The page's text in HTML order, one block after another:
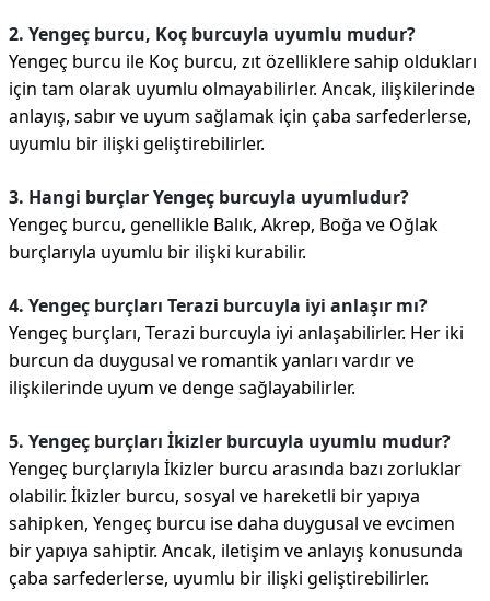
2. Yengeç burcu, Koç burcuyla uyumlu mudur?
Yengeç burcu ile Koç burcu, zıt özelliklere sahip oldukları
için tam olarak uyumlu olmayabilirler. Ancak, ilişkilerinde
anlayış, sabır ve uyum sağlamak için çaba sarfederlerse,
uyumlu bir ilişki geliştirebilirler.
3. Hangi burçlar Yengeç burcuyla uyumludur?
Yengeç burcu, genellikle Balık, Akrep, Boğa ve Oğlak
burçlarıyla uyumlu bir ilişki kurabilir.
4. Yengeç burçları Terazi burcuyla iyi anlaşır mı?
Yengeç burçları, Terazi burcuyla iyi anlaşabilirler. Her iki
burcun da duygusal ve romantik yanları vardır ve
ilişkilerinde uyum ve denge sağlayabilirler.
5. Yengeç burçları İkizler burcuyla uyumlu mudur?
Yengeç burçlarıyla İkizler burcu arasında bazı zorluklar
olabilir. İkizler burcu, sosyal ve hareketli bir yapıya
sahipken, Yengeç burcu ise daha duygusal ve evcimen
bir yapıya sahiptir. Ancak, iletişim ve anlayış konusunda
çaba sarfederlerse, uyumlu bir ilişki geliştirebilirler.